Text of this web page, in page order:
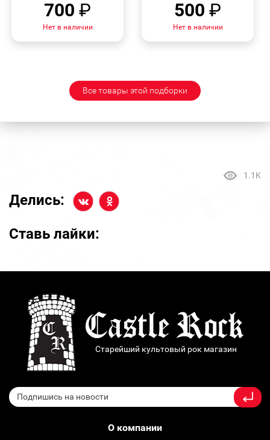
700 ₽
Нет в наличии
500 ₽
Нет в наличии
Все товары этой подборки
1.1K
Делись:
Ставь лайки:
Старейший культовый рок магазин
О компании